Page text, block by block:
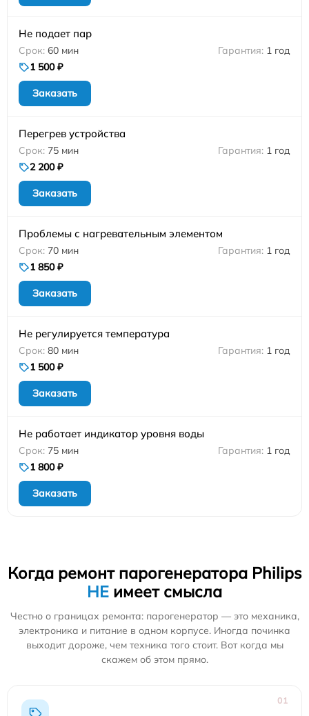
Не подает пар
60 мин
1 год
1 500 ₽
Заказать
Перегрев устройства
75 мин
1 год
2 200 ₽
Заказать
Проблемы с нагревательным элементом
70 мин
1 год
1 850 ₽
Заказать
Не регулируется температура
80 мин
1 год
1 500 ₽
Заказать
Не работает индикатор уровня воды
75 мин
1 год
1 800 ₽
Заказать
Когда ремонт парогенератора Philips
НЕ имеет смысла
Честно о границах ремонта: парогенератор — это механика,
электроника и питание в одном корпусе. Иногда починка
выходит дороже, чем техника того стоит. Вот когда мы
скажем об этом прямо.
01